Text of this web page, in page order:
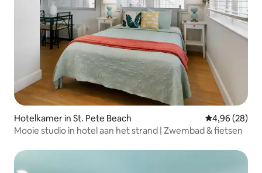
Hotelkamer in St. Pete Beach Gemiddelde
4,96 (28)
Mooie studio in hotel aan het strand | Zwembad & fietsen